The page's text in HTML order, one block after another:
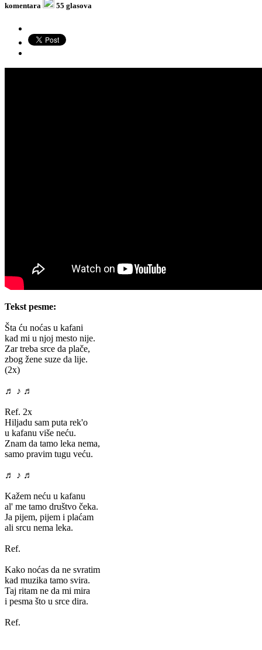
komentara 55 glasova
Tekst pesme:
Šta ću noćas u kafani
kad mi u njoj mesto nije.
Zar treba srce da plače,
zbog žene suze da lije.
(2x)
♬ ♪ ♬
Ref. 2x
Hiljadu sam puta rek'o
u kafanu više neću.
Znam da tamo leka nema,
samo pravim tugu veću.
♬ ♪ ♬
Kažem neću u kafanu
al' me tamo društvo čeka.
Ja pijem, pijem i plaćam
ali srcu nema leka.
Ref.
Kako noćas da ne svratim
kad muzika tamo svira.
Taj ritam ne da mi mira
i pesma što u srce dira.
Ref.